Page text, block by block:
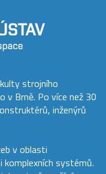
strojního
v Brně. Po více než 30
inženýrů
v oblasti
systémů.